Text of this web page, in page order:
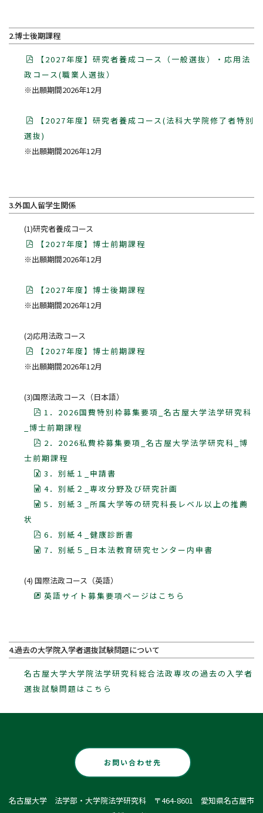
2.博士後期課程
【2027年度】研究者養成コース（一般選抜）・応用法
政コース(職業人選抜）
※出願期間2026年12月
【2027年度】研究者養成コース(法科大学院修了者特別
選抜)
※出願期間2026年12月
3.外国人留学生関係
(1)研究者養成コース
【2027年度】博士前期課程
※出願期間2026年12月
【2027年度】博士後期課程
※出願期間2026年12月
(2)応用法政コース
【2027年度】博士前期課程
※出願期間2026年12月
(3)国際法政コース（日本語）
1．2026国費特別枠募集要項_名古屋大学法学研究科
_博士前期課程
2．2026私費枠募集要項_名古屋大学法学研究科_博
士前期課程
3．別紙１_申請書
4．別紙２_専攻分野及び研究計画
5．別紙３_所属大学等の研究科長レベル以上の推薦
状
6．別紙４_健康診断書
7．別紙５_日本法教育研究センター内申書
(4) 国際法政コース（英語）
英語サイト募集要項ページはこちら
4.過去の大学院入学者選抜試験問題について
名古屋大学大学院法学研究科総合法政専攻の過去の入学者
選抜試験問題はこちら
お問い合わせ先
名古屋大学 法学部・大学院法学研究科 〒464-8601 愛知県名古屋市